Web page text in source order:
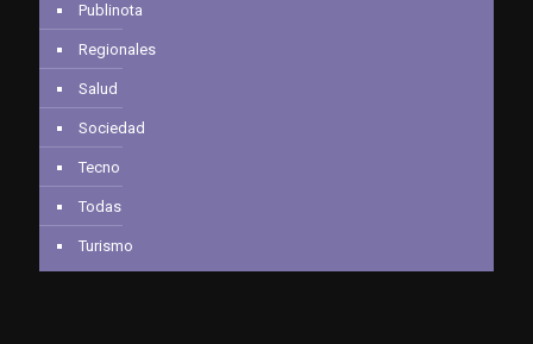
Publinota
Regionales
Salud
Sociedad
Tecno
Todas
Turismo